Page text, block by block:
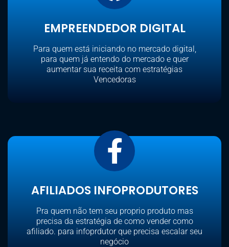
EMPREENDEDOR DIGITAL
Para quem está iniciando no mercado digital,
para quem já entendo do mercado e quer
aumentar sua receita com estratégias
Vencedoras
AFILIADOS INFOPRODUTORES
Pra quem não tem seu proprio produto mas
precisa da estratégia de como vender como
afiliado. para infoprdutor que precisa escalar seu
negócio